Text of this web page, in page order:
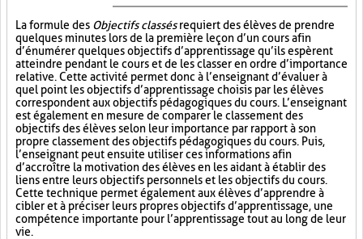
La formule des Objectifs classésrequiert des élèves de prendre
quelques minutes lors de la première leçon d’un cours afin
d’énumérer quelques objectifs d’apprentissage qu’ils espèrent
atteindre pendant le cours et de les classer en ordre d’importance
relative. Cette activité permet donc à l’enseignant d’évaluer à
quel point les objectifs d’apprentissage choisis par les élèves
correspondent aux objectifs pédagogiques du cours. L’enseignant
est également en mesure de comparer le classement des
objectifs des élèves selon leur importance par rapport à son
propre classement des objectifs pédagogiques du cours. Puis,
l’enseignant peut ensuite utiliser ces informations afin
d’accroître la motivation des élèves en les aidant à établir des
liens entre leurs objectifs personnels et les objectifs du cours.
Cette technique permet également aux élèves d’apprendre à
cibler et à préciser leurs propres objectifs d’apprentissage, une
compétence importante pour l’apprentissage tout au long de leur
vie.